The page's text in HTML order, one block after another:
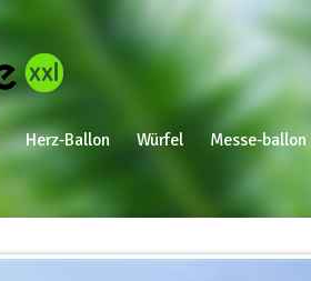
Herz-Ballon Würfel Messe-ballon